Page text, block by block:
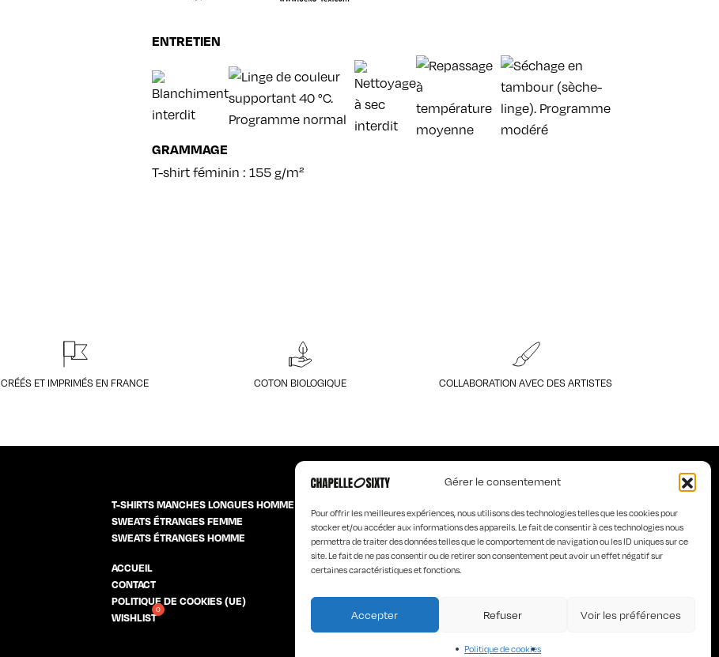
Gérer le consentement
Pour offrir les meilleures expériences, nous utilisons des technologies telles que les cookies pour
stocker et/ou accéder aux informations des appareils. Le fait de consentir à ces technologies nous
permettra de traiter des données telles que le comportement de navigation ou les ID uniques sur ce
site. Le fait de ne pas consentir ou de retirer son consentement peut avoir un effet négatif sur
certaines caractéristiques et fonctions.
Accepter Refuser Voir les préférences
Politique de cookies
ENTRETIEN
GRAMMAGE
T-shirt féminin : 155 g/m²
CRÉÉS ET IMPRIMÉS EN FRANCE COTON BIOLOGIQUE COLLABORATION AVEC DES ARTISTES
T-SHIRTS MANCHES LONGUES HOMME
SWEATS ÉTRANGES FEMME
SWEATS ÉTRANGES HOMME
ACCUEIL LA MARQUE
CONTACT
POLITIQUE DE COOKIES (UE)
WISHLIST